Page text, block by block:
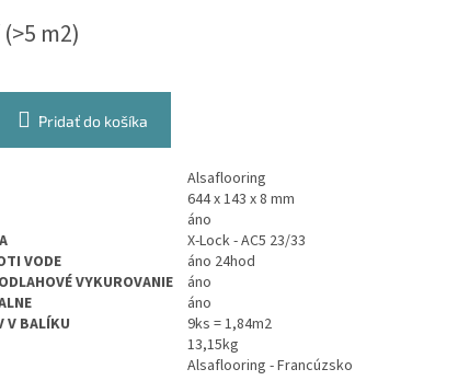
(>5 m2)
Pridať do košíka
Alsaflooring
644 x 143 x 8 mm
áno
X-Lock - AC5 23/33
VODE
áno 24hod
VYKUROVANIE
áno
áno
V BALÍKU
9ks =1,84m2
13,15kg
Alsaflooring - Francúzsko